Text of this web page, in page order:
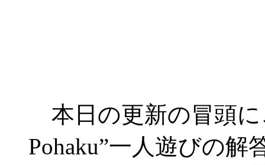
本日の更新の冒頭に
Pohaku”一人遊びの